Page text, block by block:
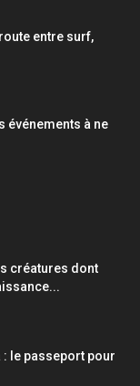
entre surf,
événements à ne
créatures dont
: le passeport pour